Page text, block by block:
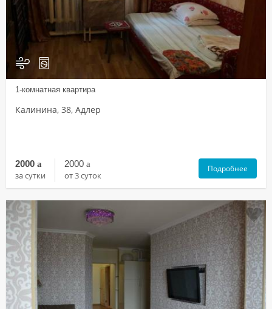
1-комнатная квартира
Калинина, 38, Адлер
2000 a
за сутки
2000 a
от 3 суток
Подробнее